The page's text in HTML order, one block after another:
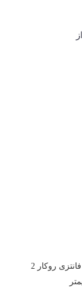
سینک اخوان مدل 148New روکار چپ استیل - فانتزی روکار 2